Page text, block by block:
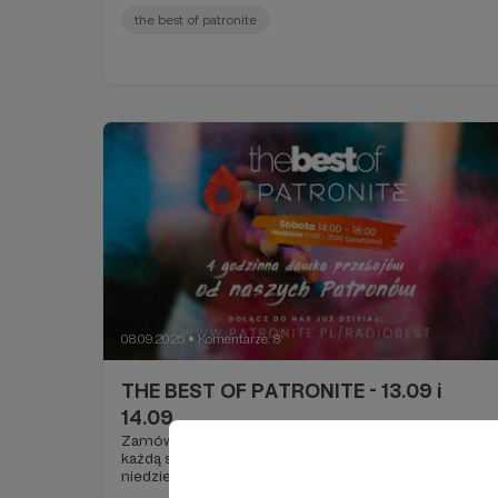
the best of patronite
08.09.2025 ● Komentarze: 8
THE BEST OF PATRONITE - 13.09 i
14.09
Zamów swój przebój na naszej antenie i słuchaj w
każdą sobotę od 14:00 - 18:00 oraz powtórki w
niedzielę od 17:00 - 21:00!